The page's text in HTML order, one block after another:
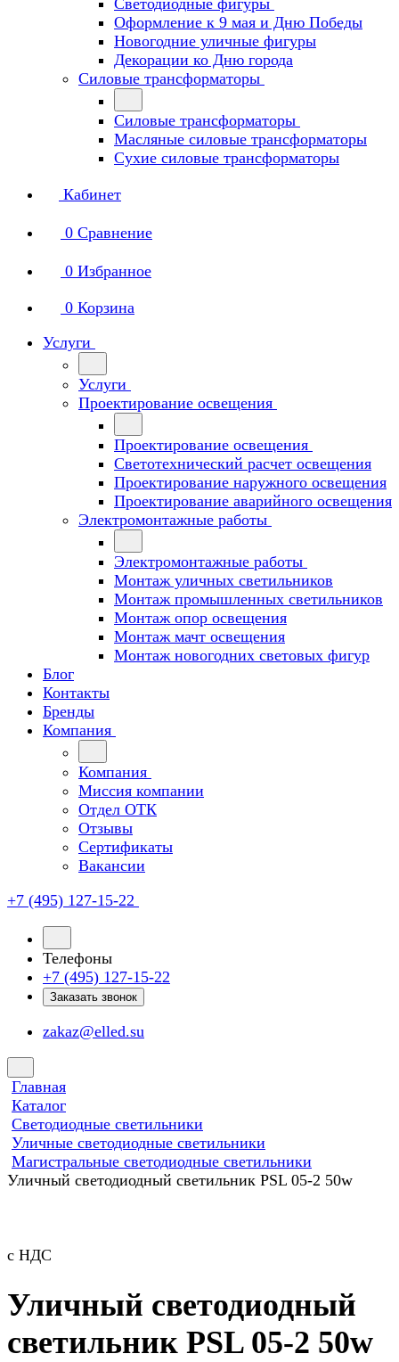
Светодиодные фигуры
Оформление к 9 мая и Дню Победы
Новогодние уличные фигуры
Декорации ко Дню города
Силовые трансформаторы
Силовые трансформаторы
Масляные силовые трансформаторы
Сухие силовые трансформаторы
Кабинет
0 Сравнение
0 Избранное
0 Корзина
Услуги
Услуги
Проектирование освещения
Проектирование освещения
Светотехнический расчет освещения
Проектирование наружного освещения
Проектирование аварийного освещения
Электромонтажные работы
Электромонтажные работы
Монтаж уличных светильников
Монтаж промышленных светильников
Монтаж опор освещения
Монтаж мачт освещения
Монтаж новогодних световых фигур
Блог
Контакты
Бренды
Компания
Компания
Миссия компании
Отдел ОТК
Отзывы
Сертификаты
Вакансии
+7 (495) 127-15-22
Телефоны
+7 (495) 127-15-22
Заказать звонок
zakaz@elled.su
Главная
Каталог
Светодиодные светильники
Уличные светодиодные светильники
Магистральные светодиодные светильники
Уличный светодиодный светильник PSL 05-2 50w
с НДС
Уличный светодиодный
светильник PSL 05-2 50w